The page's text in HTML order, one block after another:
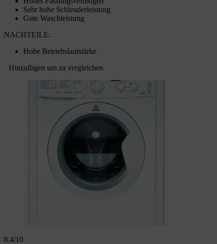
Sehr hohe Schleuderleistung
Gute Waschleistung
NACHTEILE:
Hohe Betriebslautstärke
Hinzufügen um zu vergleichen
8.4/10